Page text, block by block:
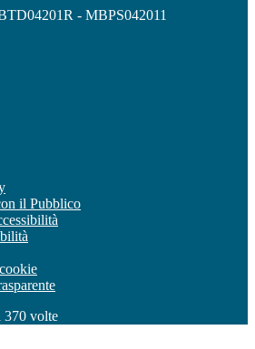
- MBPS042011
il Pubblico
370 volte